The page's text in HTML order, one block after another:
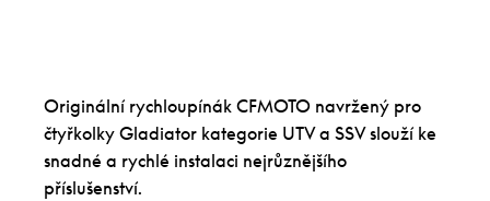
Originální rychloupínák CFMOTO navržený pro
čtyřkolky Gladiator kategorie UTV a SSV slouží ke
snadné a rychlé instalaci nejrůznějšího
příslušenství.